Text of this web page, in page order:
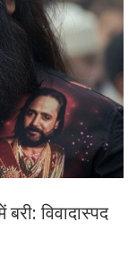
विवादास्पद